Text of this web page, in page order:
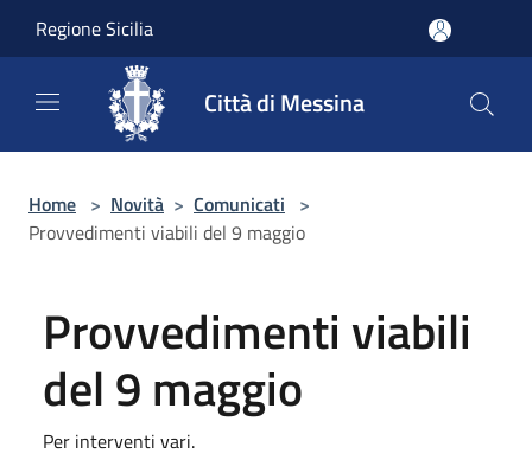
Regione Sicilia
Città di Messina
Home > Novità > Comunicati >
Provvedimenti viabili del 9 maggio
Provvedimenti viabili
del 9 maggio
Per interventi vari.